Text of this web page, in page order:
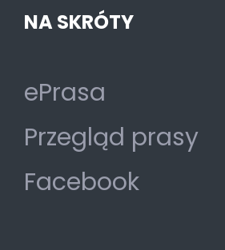
NA SKRÓTY
ePrasa
Przegląd prasy
Facebook